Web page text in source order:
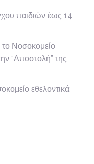
παιδιών έως 14
Νοσοκομείο
“Αποστολή” της
εθελοντικά;